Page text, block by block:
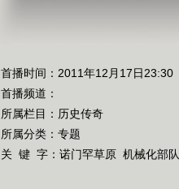
首播时间：2011年12月17日23:30
首播频道：
所属栏目： 历史传奇
所属分类：专题
关 键 字： 诺门罕草原 机械化部队